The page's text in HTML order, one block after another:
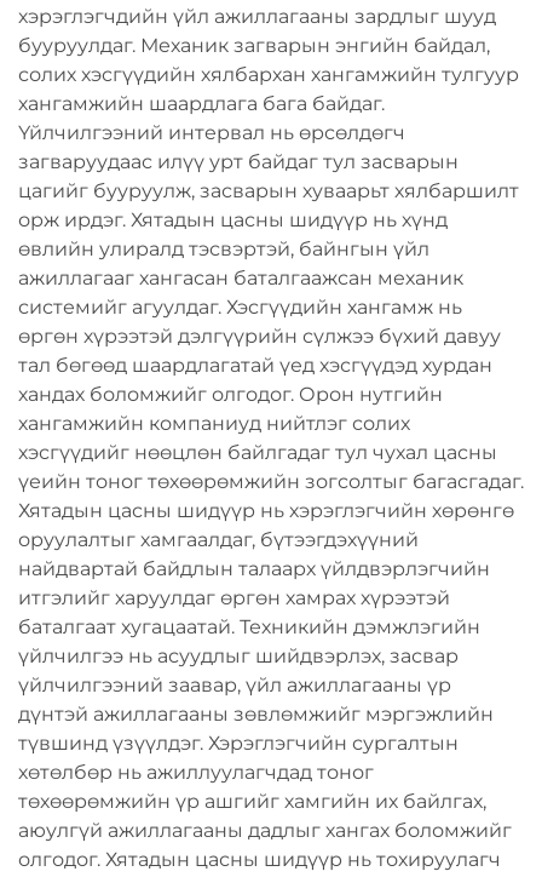
хэрэглэгчдийн үйл ажиллагааны зардлыг шууд
бууруулдаг. Механик загварын энгийн байдал,
солих хэсгүүдийн хялбархан хангамжийн тулгуур
хангамжийн шаардлага бага байдаг.
Үйлчилгээний интервал нь өрсөлдөгч
загваруудаас илүү урт байдаг тул засварын
цагийг бууруулж, засварын хуваарьт хялбаршилт
орж ирдэг. Хятадын цасны шидүүр нь хүнд
өвлийн улиралд тэсвэртэй, байнгын үйл
ажиллагааг хангасан баталгаажсан механик
системийг агуулдаг. Хэсгүүдийн хангамж нь
өргөн хүрээтэй дэлгүүрийн сүлжээ бүхий давуу
тал бөгөөд шаардлагатай үед хэсгүүдэд хурдан
хандах боломжийг олгодог. Орон нутгийн
хангамжийн компаниуд нийтлэг солих
хэсгүүдийг нөөцлөн байлгадаг тул чухал цасны
үеийн тоног төхөөрөмжийн зогсолтыг багасгадаг.
Хятадын цасны шидүүр нь хэрэглэгчийн хөрөнгө
оруулалтыг хамгаалдаг, бүтээгдэхүүний
найдвартай байдлын талаарх үйлдвэрлэгчийн
итгэлийг харуулдаг өргөн хамрах хүрээтэй
баталгаат хугацаатай. Техникийн дэмжлэгийн
үйлчилгээ нь асуудлыг шийдвэрлэх, засвар
үйлчилгээний заавар, үйл ажиллагааны үр
дүнтэй ажиллагааны зөвлөмжийг мэргэжлийн
түвшинд үзүүлдэг. Хэрэглэгчийн сургалтын
хөтөлбөр нь ажиллуулагчдад тоног
төхөөрөмжийн үр ашгийг хамгийн их байлгах,
аюулгүй ажиллагааны дадлыг хангах боломжийг
олгодог. Хятадын цасны шидүүр нь тохируулагч